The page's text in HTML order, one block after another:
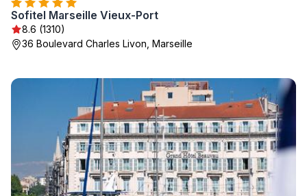
Sofitel Marseille Vieux-Port
8.6 (1310)
36 Boulevard Charles Livon, Marseille